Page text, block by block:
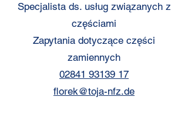
Specjalista ds. usług związanych z
częściami
Zapytania dotyczące części
zamiennych
02841 93139 17
florek@toja-nfz.de